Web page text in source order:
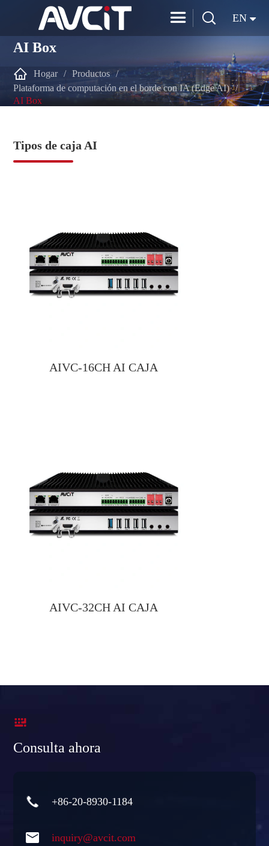
  EN
AI Box
 Hogar
Productos
Plataforma de computación en el borde con IA (Edge AI)
AI Box
Tipos de caja AI
AIVC-16CH AI CAJA
AIVC-32CH AI CAJA

Consulta ahora
 +86-20-8930-1184
 inquiry@avcit.com